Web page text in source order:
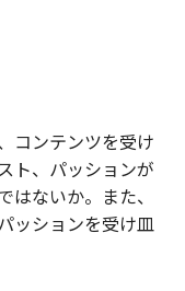
コンテンツを受け
ト、パッションが
ないか。また、
ッションを受け皿